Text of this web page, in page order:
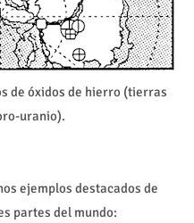
de óxidos de hierro (tierras
uranio).
ejemplos destacados de
partes del mundo: